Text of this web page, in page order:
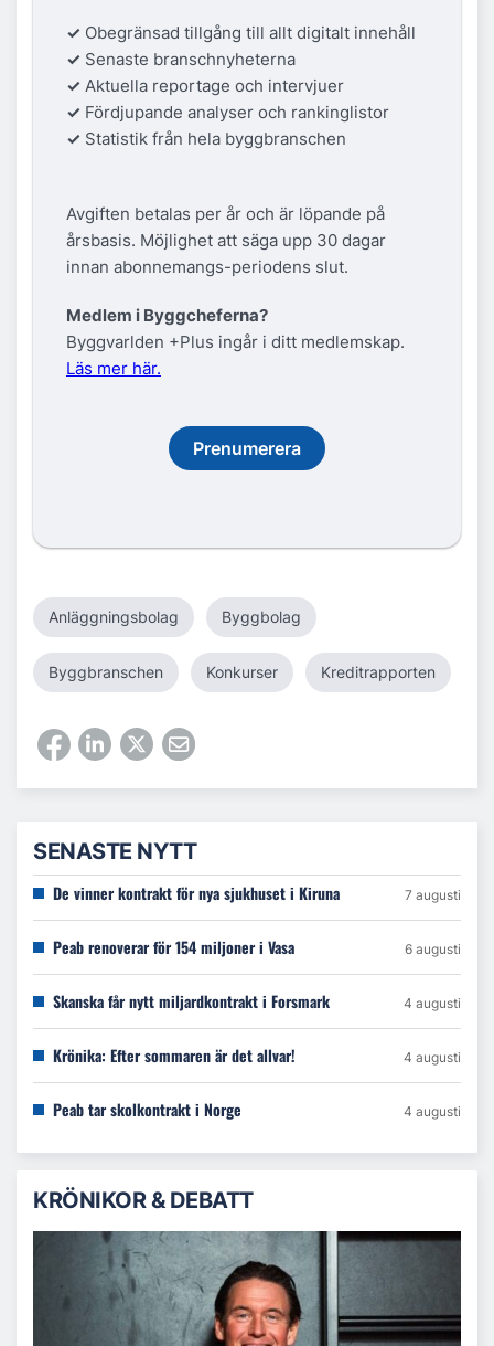
✓ Obegränsad tillgång till allt digitalt innehåll
✓ Senaste branschnyheterna
✓ Aktuella reportage och intervjuer
✓ Fördjupande analyser och rankinglistor
✓ Statistik från hela byggbranschen
Avgiften betalas per år och är löpande på
årsbasis. Möjlighet att säga upp 30 dagar
innan abonnemangs-periodens slut.
Medlem i Byggcheferna?
Byggvarlden +Plus ingår i ditt medlemskap.
Läs mer här.
Prenumerera
Anläggningsbolag Byggbolag
Byggbranschen Konkurser Kreditrapporten
SENASTE NYTT
De vinner kontrakt för nya sjukhuset i Kiruna 7 augusti
Peab renoverar för 154 miljoner i Vasa 6 augusti
Skanska får nytt miljardkontrakt i Forsmark 4 augusti
Krönika: Efter sommaren är det allvar! 4 augusti
Peab tar skolkontrakt i Norge 4 augusti
KRÖNIKOR & DEBATT